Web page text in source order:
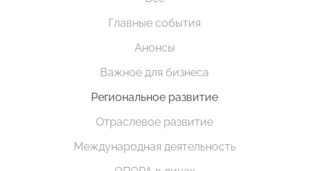
Главные события
Анонсы
Важное для бизнеса
Региональное развитие
Отраслевое развитие
Международная деятельность